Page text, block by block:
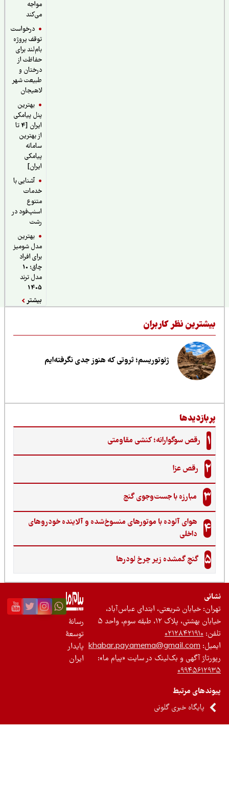
درخواست
توقف پروژه
بام‌لند برای
حفاظت از
درختان و
طبیعت شهر
لاهیجان
بهترین
پنل پیامکی
ایران [4 تا
از بهترین
سامانه
پیامکی
آشنایی با
خدمات
اسنپ‌فود در
بهترین
مدل شومیز
برای افراد
چاق؛ 10
مدل ترند
نظر کاربران
ژئوتوریسم؛ ثروتی که هنوز جدی نگرفته‌ایم
رقص سوگوارانه؛ کنشی مقاومتی
رقص عزا
مبارزه با جست‌وجوی گنج‌
هوای آلوده با موتورهای منسوخ‌شده و آلاینده خودروهای
داخلی
گنجِ گمشده زیر چرخ لودرها
خیابان شریعتی، ابتدای عباس‌آباد،
بهشتی، پلاک ۱۲، طبقه سوم، واحد ۵
۰۲۱۲۸۴۲۱۹۱۰
khabar.payamema@gmail.com
آگهی و بک‌لینک در سایت «پیام ما»:
مرتبط
پایگاه خبری گلونی
رسانۀ
توسعۀ
پایدار
ایران